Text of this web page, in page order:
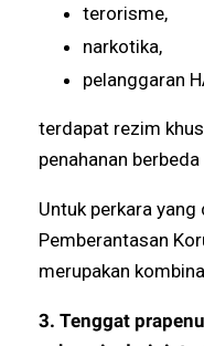
terorisme,
narkotika,
pelanggaran
terdapat rezim
penahanan
Untuk perkara
Pemberantasan
merupakan
3. Tenggat